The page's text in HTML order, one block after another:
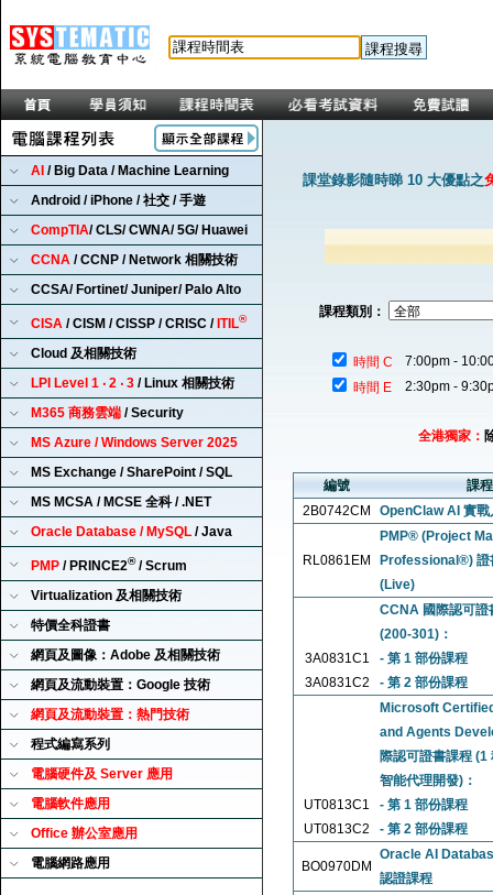
AI / Big Data / Machine Learning
Android / iPhone / 社交 / 手遊
CompTIA/ CLS/ CWNA/ 5G/ Huawei
CCNA / CCNP / Network 相關技術
CCSA/ Fortinet/ Juniper/ Palo Alto
CISA / CISM / CISSP / CRISC / ITIL®
Cloud 及相關技術
LPI Level 1 ‧ 2 ‧ 3 / Linux 相關技術
M365 商務雲端 / Security
MS Azure / Windows Server 2025
MS Exchange / SharePoint / SQL
MS MCSA / MCSE 全科 / .NET
Oracle Database / MySQL / Java
PMP / PRINCE2®/ Scrum
Virtualization 及相關技術
特價全科證書
網頁及圖像：Adobe 及相關技術
網頁及流動裝置：Google 技術
網頁及流動裝置：熱門技術
程式編寫系列
電腦硬件及 Server 應用
電腦軟件應用
Office 辦公室應用
電腦網路應用
課堂錄影隨時睇 10 大優點之
課程類別：
時間 C
7:00pm -
時間 E
2:30pm -
全港獨家：
編號
課
2B0742CM
OpenClaw AI 實戰
RL0861EM
PMP® (Project
Professional®) 證
(Live)
CCNA 國際認可
(200-301)：
3A0831C1
- 第 1 部份課程
3A0831C2
- 第 2 部份課程
Microsoft
and Agents
際認可證書課程
智能代理開發)：
UT0813C1
- 第 1 部份課程
UT0813C2
- 第 2 部份課程
BO0970DM
Oracle AI
認證課程